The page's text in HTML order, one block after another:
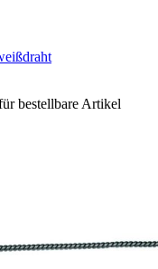
bestellbare Artikel